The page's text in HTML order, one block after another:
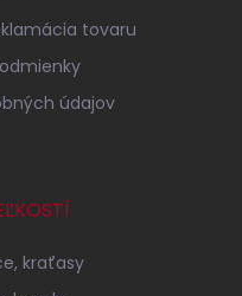
tovaru
údajov
kraťasy